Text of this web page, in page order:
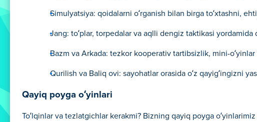
Simulyatsiya: qoidalarni o‘rganish bilan birga to‘xtashni,
Jang: to‘plar, torpedalar va aqlli dengiz taktikasi yordamida
Bazm va Arkada: tezkor kooperativ tartibsizlik, mini-o‘yinlar
Qurilish va Baliq ovi: sayohatlar orasida o‘z qayig‘ingizni
Qayiq poyga o‘yinlari
To‘lqinlar va tezlatgichlar kerakmi? Bizning qayiq poyga